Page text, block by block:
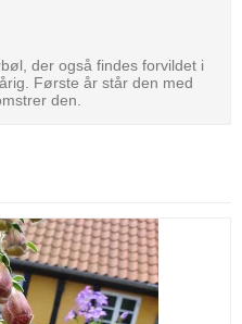
der også findes forvildet i
Første år står den med
den.